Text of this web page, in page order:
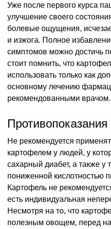
Уже после первого курса
улучшение своего
болевые ощущения,
и изжога. Полное
симптомов можно достичь
стоит помнить, что
использовать только как
основному лечению
рекомендованными врачом.
Противопоказания
Не рекомендуется
картофелем у людей, у
сахарный диабет, а также у
пониженной кислотностью
Картофель не
есть индивидуальная
Несмотря на то, что
полезным овощем, перед